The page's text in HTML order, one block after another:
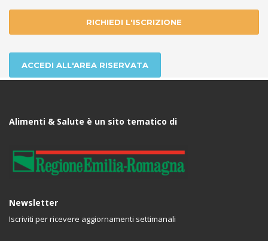
RICHIEDI L'ISCRIZIONE
ACCEDI ALL'AREA RISERVATA
Alimenti & Salute è un sito tematico di
Newsletter
Iscriviti per ricevere aggiornamenti settimanali